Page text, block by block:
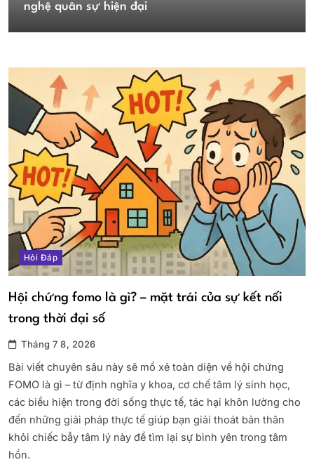
nghệ quân sự hiện đại
Hỏi Đáp
Hội chứng fomo là gì? – mặt trái của sự kết nối
trong thời đại số
Tháng 7 8, 2026
Bài viết chuyên sâu này sẽ mổ xẻ toàn diện về hội chứng
FOMO là gì – từ định nghĩa y khoa, cơ chế tâm lý sinh học,
các biểu hiện trong đời sống thực tế, tác hại khôn lường cho
đến những giải pháp thực tế giúp bạn giải thoát bản thân
khỏi chiếc bẫy tâm lý này để tìm lại sự bình yên trong tâm
hồn.